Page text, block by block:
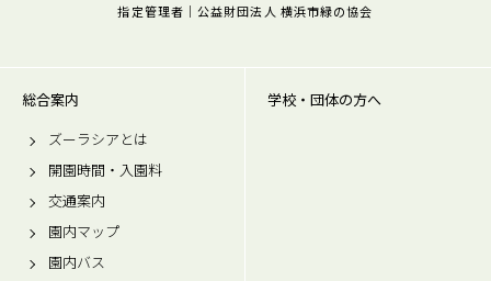
指定管理者｜公益財団法人 横浜市緑の協会
総合案内
ズーラシアとは
開園時間・入園料
交通案内
園内マップ
園内バス
学校・団体の方へ